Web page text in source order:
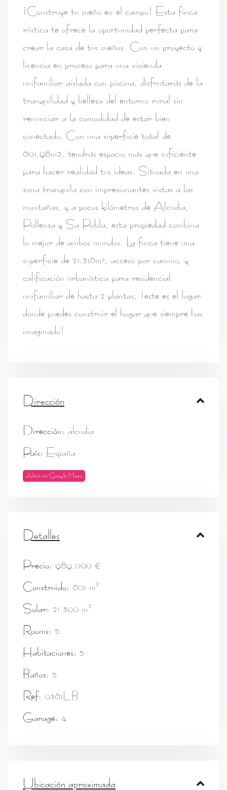
¡Construye tu sueño en el campo! Esta finca
rústica te ofrece la oportunidad perfecta para
crear la casa de tus sueños. Con un proyecto y
licencia en proceso para una vivienda
unifamiliar aislada con piscina, disfrutarás de la
tranquilidad y belleza del entorno rural sin
renunciar a la comodidad de estar bien
conectado. Con una superficie total de
601,98m2, tendrás espacio más que suficiente
para hacer realidad tus ideas. Situada en una
zona tranquila con impresionantes vistas a las
montañas, y a pocos kilómetros de Alcudia,
Pollensa y Sa Pobla, esta propiedad combina
lo mejor de ambos mundos. La finca tiene una
superficie de 21.316m², acceso por camino, y
calificación urbanística para residencial
unifamiliar de hasta 2 plantas, ¡este es el lugar
donde puedes construir el hogar que siempre has
imaginado!
Dirección
Dirección: alcudia
País: España
Abrir en Google Maps
Detalles
Precio: 989.000 €
Construido: 601 m2
Solar: 21.300 m2
Rooms: 5
Habitaciones: 5
Baños: 5
Ref: 0361LB
Garage: 4
Ubicación aproximada